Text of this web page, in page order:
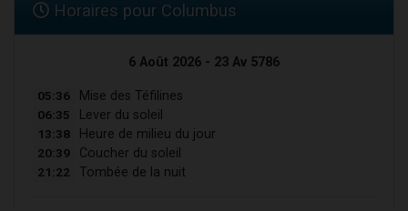
Horaires pour Columbus
6 Août 2026 - 23 Av 5786
05:36 Mise des Téfilines
06:35 Lever du soleil
13:38 Heure de milieu du jour
20:39 Coucher du soleil
21:22 Tombée de la nuit